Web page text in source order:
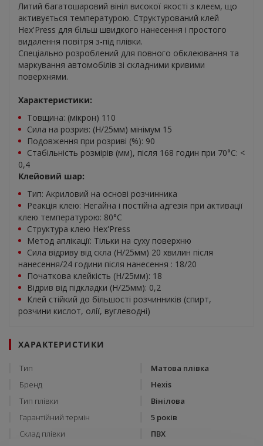
Литий багатошаровий вініл високої якості з клеєм, що
активується температурою. Структурований клей
Hex'Press для більш швидкого нанесення і простого
видалення повітря з-під плівки.
Спеціально розроблений для повного обклеювання та
маркування автомобілів зі складними кривими
поверхнями.
Характеристики:
Товщина: (мікрон) 110
Сила на розрив: (Н/25мм) мінімум 15
Подовження при розриві (%): 90
Стабільність розмірів (мм), після 168 годин при 70°С: <
0,4
Клейовий шар:
Тип: Акриловий на основі розчинника
Реакція клею: Негайна і постійна адгезія при активації
клею температурою: 80°С
Структура клею Hex'Press
Метод аплікації: Тільки на суху поверхню
Сила відриву від скла (Н/25мм) 20 хвилин після
нанесення/24 години після нанесення : 18/20
Початкова клейкість (Н/25мм): 18
Відрив від підкладки (Н/25мм): 0,2
Клей стійкий до більшості розчинників (спирт,
розчини кислот, олії, вуглеводні)
ХАРАКТЕРИСТИКИ
Тип
Матова плівка
Бренд
Hexis
Тип плівки
Вінілова
Гарантійний термін
5 років
Склад плівки
ПВХ